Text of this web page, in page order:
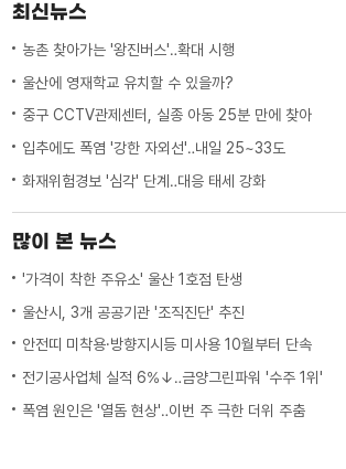
최신뉴스
농촌 찾아가는 '왕진버스'‥확대 시행
울산에 영재학교 유치할 수 있을까?
중구 CCTV관제센터, 실종 아동 25분 만에 찾아
입추에도 폭염 '강한 자외선'‥내일 25~33도
화재위험경보 '심각' 단계‥대응 태세 강화
많이 본 뉴스
'가격이 착한 주유소' 울산 1호점 탄생
울산시, 3개 공공기관 '조직진단' 추진
안전띠 미착용·방향지시등 미사용 10월부터 단속
전기공사업체 실적 6%↓‥금양그린파워 '수주 1위'
폭염 원인은 '열돔 현상'‥이번 주 극한 더위 주춤